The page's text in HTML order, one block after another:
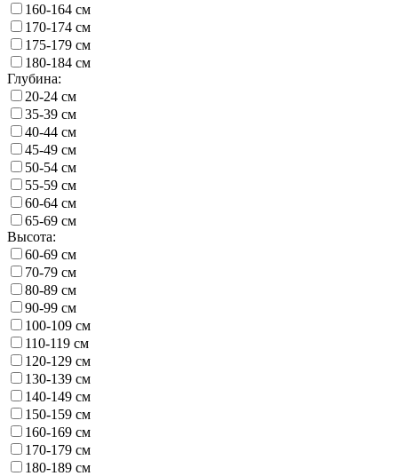
160-164 см
170-174 см
175-179 см
180-184 см
Глубина:
20-24 см
35-39 см
40-44 см
45-49 см
50-54 см
55-59 см
60-64 см
65-69 см
Высота:
60-69 см
70-79 см
80-89 см
90-99 см
100-109 см
110-119 см
120-129 см
130-139 см
140-149 см
150-159 см
160-169 см
170-179 см
180-189 см